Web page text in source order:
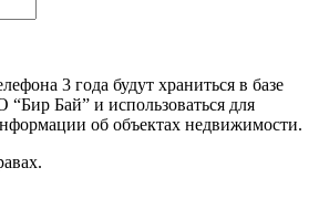
3 года будут храниться в базе
Бай” и использоваться для
об объектах недвижимости.